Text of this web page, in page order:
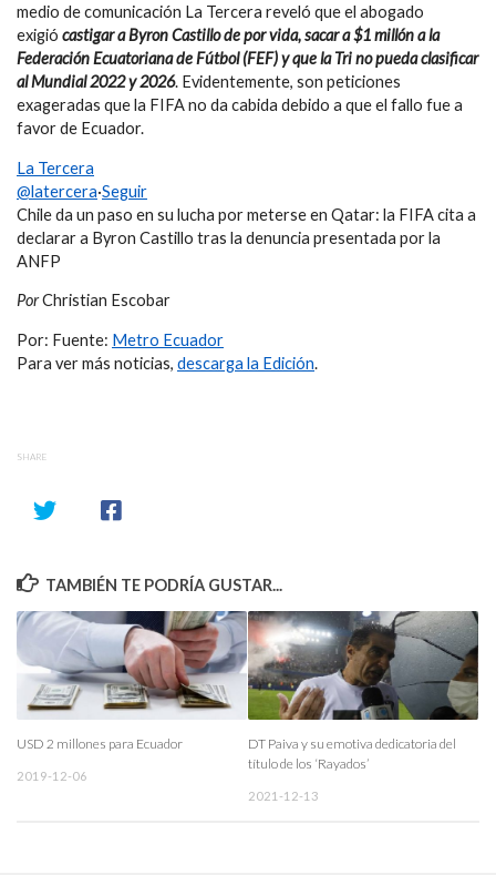
medio de comunicación La Tercera reveló que el abogado
exigió castigar a Byron Castillo de por vida, sacar a $1 millón a la
Federación Ecuatoriana de Fútbol (FEF) y que la Tri no pueda clasificar
al Mundial 2022 y 2026. Evidentemente, son peticiones
exageradas que la FIFA no da cabida debido a que el fallo fue a
favor de Ecuador.
La Tercera
@latercera·Seguir
Chile da un paso en su lucha por meterse en Qatar: la FIFA cita a
declarar a Byron Castillo tras la denuncia presentada por la
ANFP
PorChristian Escobar
Por: Fuente: Metro Ecuador
Para ver más noticias, descarga la Edición.
SHARE
TAMBIÉN TE PODRÍA GUSTAR...
USD 2 millones para Ecuador
2019-12-06
DT Paiva y su emotiva dedicatoria del
título de los ‘Rayados’
2021-12-13